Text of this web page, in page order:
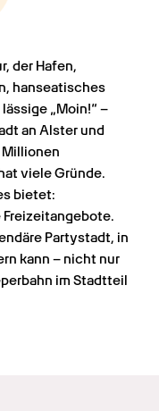
der Hafen,
hanseatisches
„Moin!“ –
an Alster und
viele Gründe.
bietet:
Partystadt, in
kann – nicht nur
im Stadtteil